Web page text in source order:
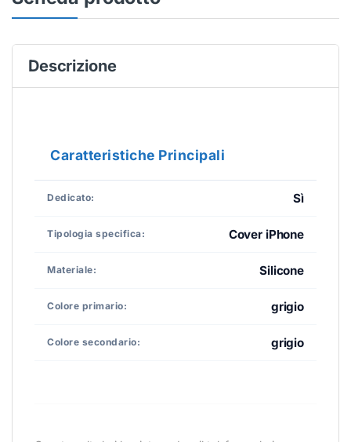
Descrizione
Caratteristiche Principali
Dedicato: Sì
Tipologia specifica: Cover iPhone
Materiale: Silicone
Colore primario: grigio
Colore secondario: grigio